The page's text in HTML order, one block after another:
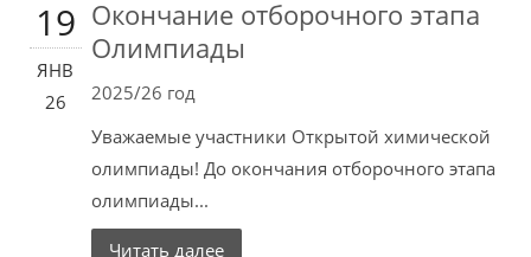
19
ЯНВ
26
Окончание отборочного этапа
Олимпиады
2025/26 год
Уважаемые участники Открытой химической
олимпиады! До окончания отборочного этапа
олимпиады...
Читать далее